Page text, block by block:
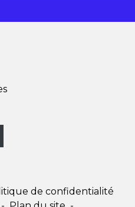
de confidentialité